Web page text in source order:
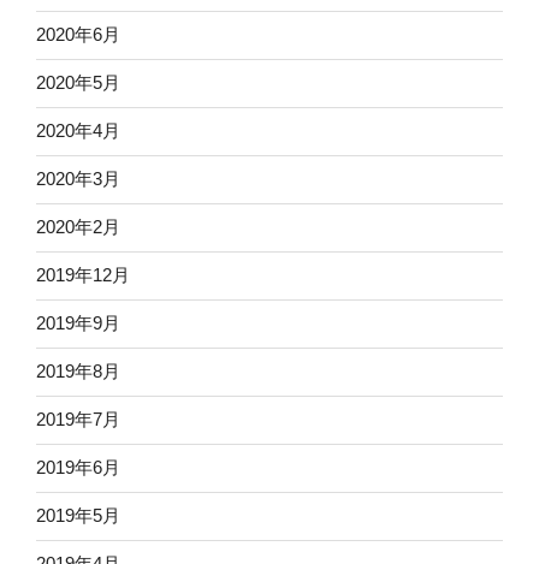
2020年6月
2020年5月
2020年4月
2020年3月
2020年2月
2019年12月
2019年9月
2019年8月
2019年7月
2019年6月
2019年5月